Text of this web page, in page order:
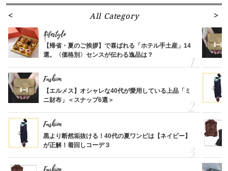
All Category
Lifestyle
【帰省・夏のご挨拶】で喜ばれる「ホテル手土産」14
選。〈価格別〉センスが伝わる逸品は？
Fashion
【エルメス】オシャレな40代が愛用している上品「ミ
ニ財布」＜スナップ6選＞
Fashion
黒より断然垢抜ける！40代の夏ワンピは【ネイビー】
が正解！着回しコーデ３